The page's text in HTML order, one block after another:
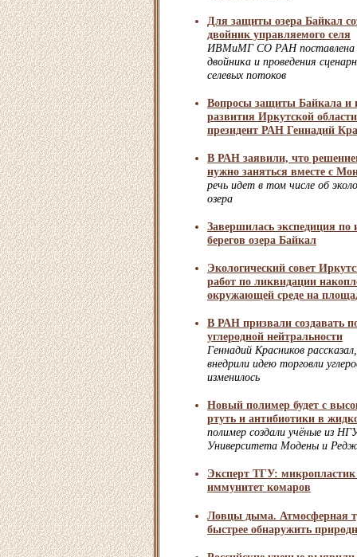
Для защиты озера Байкал
двойник управляемого селя
ИВМиМГ СО РАН поставлена
двойника и проведения
селевых потоков
Вопросы защиты Байкала и
развития Иркутской
президент РАН Геннадий
В РАН заявили, что
нужно заняться вместе с
речь идет в том числе об
озера
Завершилась экспедиция по
берегов озера Байкал
Экологический совет
работ по ликвидации
окружающей среде на
В РАН призвали создавать
углеродной нейтральности
Геннадий Красников
внедрили идею торговли
изменилось
Новый полимер будет с
ртуть и антибиотики в
полимер создали учёные из
Университета Модены и
Эксперт ТГУ:
иммунитет комаров
Ловцы дыма. Атмосферная
быстрее обнаружить